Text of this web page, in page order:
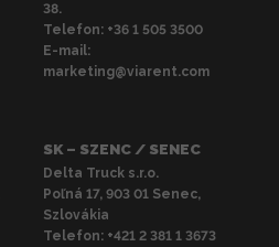
38.
Telefon: +36 1 505 3500
E-mail:
marketing@viarent.com
SK – SZENC / SENEC
Delta Truck s.r.o.
Poľná 17, 903 01 Senec,
Szlovákia
Telefon: +421 2 381 1 3673